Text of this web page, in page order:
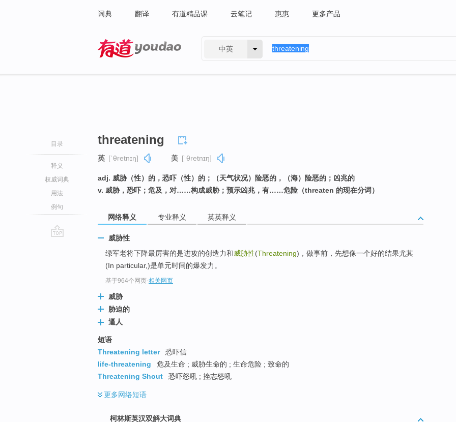
词典 翻译 有道精品课 云笔记 惠惠 更多产品
中英
目录
释义
权威词典
用法
例句
threatening
英 [ˈθretnɪŋ] 美 [ˈθretnɪŋ]
adj. 威胁（性）的，恐吓（性）的；（天气状况）险恶的，（海）险恶的；凶兆的
v. 威胁，恐吓；危及，对……构成威胁；预示凶兆，有……危险（threaten 的现在分词）
网络释义 专业释义 英英释义
威胁性
绿军老将下降最厉害的是进攻的创造力和威胁性(Threatening)，做事前，先想像一个好的结果尤其
(In particular,)是单元时间的爆发力。
基于964个网页-相关网页
威胁
胁迫的
逼人
短语
Threatening letter
恐吓信
life-threatening
危及生命 ; 威胁生命的 ; 生命危险 ; 致命的
Threatening Shout
恐吓怒吼 ; 挫志怒吼
更多网络短语
柯林斯英汉双解大词典